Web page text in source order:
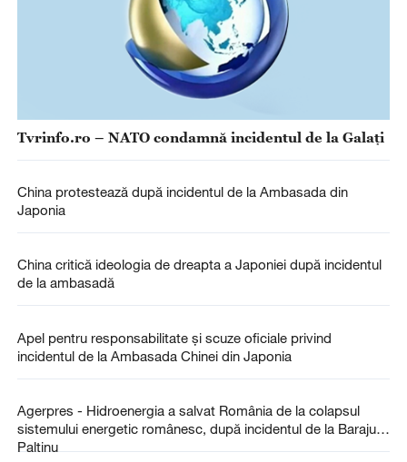
Tvrinfo.ro – NATO condamnă incidentul de la Galați
China protestează după incidentul de la Ambasada din
Japonia
China critică ideologia de dreapta a Japoniei după incidentul
de la ambasadă
Apel pentru responsabilitate și scuze oficiale privind
incidentul de la Ambasada Chinei din Japonia
Agerpres - Hidroenergia a salvat România de la colapsul
sistemului energetic românesc, după incidentul de la Barajul
Paltinu